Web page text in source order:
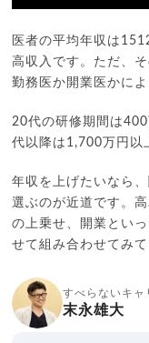
医者の平均年収は
高収入です。ただ、
勤務医か開業医かに
20代の研修期間は
代以降は1,700万円以
年収を上げたいなら
選ぶのが近道です。
の上乗せ、開業とい
せて組み合わせてみて
すべらないキャ
末永雄大